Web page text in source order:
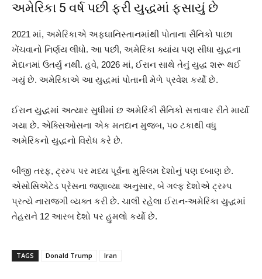
અમેરિકા 5 વર્ષ પછી ફરી યુદ્ધમાં ફસાયું છે
2021 માં, અમેરિકાએ અફઘાનિસ્તાનમાંથી પોતાના સૈનિકો પાછા
ખેંચવાનો નિર્ણય લીધો. આ પછી, અમેરિકા ક્યાંય પણ સીધા યુદ્ધના
મેદાનમાં ઉતર્યું નથી. હવે, 2026 માં, ઈરાન સાથે તેનું યુદ્ધ શરૂ થઈ
ગયું છે. અમેરિકાએ આ યુદ્ધમાં પોતાની મેળે પ્રવેશ કર્યો છે.
ઈરાન યુદ્ધમાં અત્યાર સુધીમાં છ અમેરિકી સૈનિકો સત્તાવાર રીતે માર્યા
ગયા છે. એક્સિઓસના એક મતદાન મુજબ, ૫૦ ટકાથી વધુ
અમેરિકનો યુદ્ધનો વિરોધ કરે છે.
બીજી તરફ, ટ્રમ્પ પર મધ્ય પૂર્વના મુસ્લિમ દેશોનું પણ દબાણ છે.
એસોસિએટેડ પ્રેસના જણાવ્યા અનુસાર, બે ગલ્ફ દેશોએ ટ્રમ્પ
પ્રત્યે નારાજગી વ્યક્ત કરી છે. ચાલી રહેલા ઈરાન-અમેરિકા યુદ્ધમાં
તેહરાને 12 આરબ દેશો પર હુમલો કર્યો છે.
TAGS Donald Trump Iran